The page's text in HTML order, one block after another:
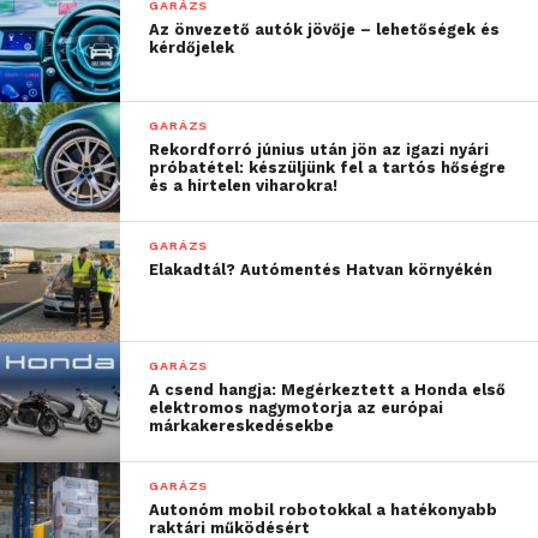
GARÁZS
Az önvezető autók jövője – lehetőségek és
kérdőjelek
GARÁZS
Rekordforró június után jön az igazi nyári
próbatétel: készüljünk fel a tartós hőségre
és a hirtelen viharokra!
GARÁZS
Elakadtál? Autómentés Hatvan környékén
GARÁZS
A csend hangja: Megérkeztett a Honda első
elektromos nagymotorja az európai
márkakereskedésekbe
GARÁZS
Autonóm mobil robotokkal a hatékonyabb
raktári működésért